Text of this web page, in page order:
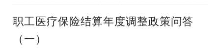
职工医疗保险结算年度调整政策问答
（一）